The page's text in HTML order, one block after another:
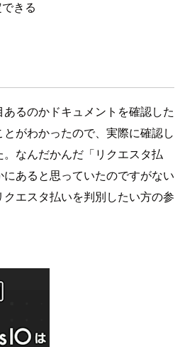
きる
るのかドキュメントを確認した
がわかったので、実際に確認し
なんだかんだ「リクエスタ払
あると思っていたのですがない
エスタ払いを判別したい方の参